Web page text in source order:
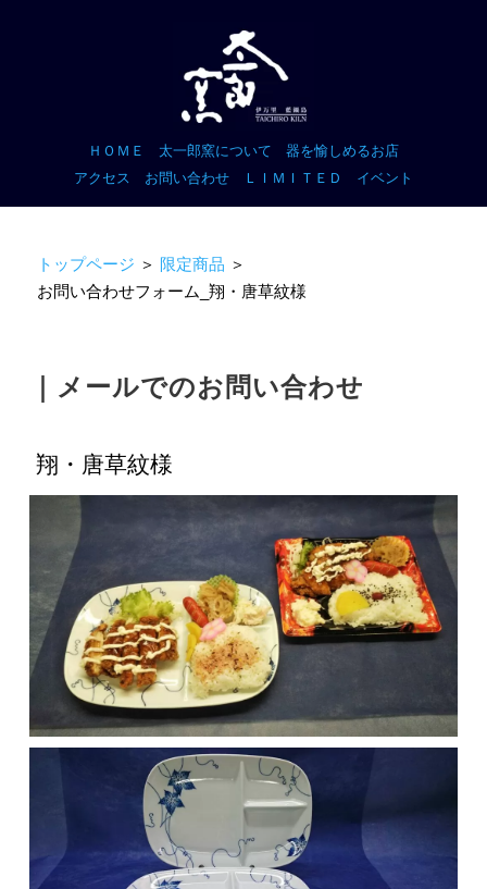
ＨＯＭＥ 太一郎窯について
器を愉しめるお店
アクセス
お問い合わせ ＬＩＭＩＴＥＤ イベント
トップページ ＞ 限定商品 ＞
お問い合わせフォーム_翔・唐草紋様
｜メールでのお問い合わせ
翔・唐草紋様